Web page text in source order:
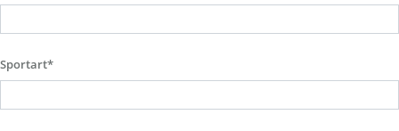
Sportart*